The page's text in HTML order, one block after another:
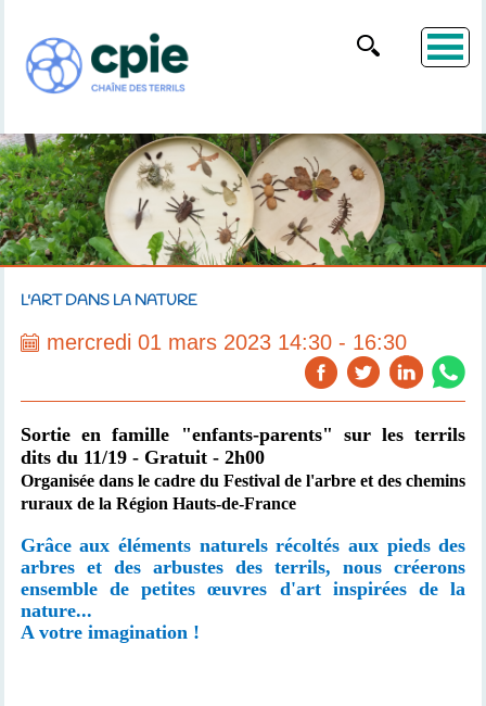
L'ART DANS LA NATURE
mercredi 01 mars 2023 14:30 - 16:30
Sortie en famille "enfants-parents" sur les terrils
dits du 11/19 - Gratuit - 2h00
Organisée dans le cadre du Festival de l'arbre et des chemins
ruraux de la Région Hauts-de-France
Grâce aux éléments naturels récoltés aux pieds des
arbres et des arbustes des terrils, nous créerons
ensemble de petites œuvres d'art inspirées de la
nature...
A votre imagination !